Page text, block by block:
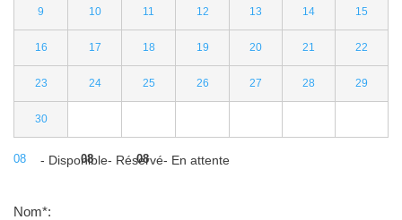
9 10 11 12 13 14 15
16 17 18 19 20 21 22
23 24 25 26 27 28 29
30
08 - Disponible
08 - Réservé
08 - En attente
Nom*: